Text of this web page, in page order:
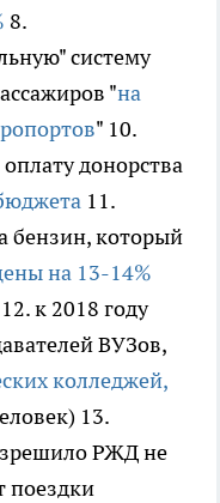
8.
систему
"на
" 10.
донорства
11.
бензин, который
на 13-14%
к 2018 году
ВУЗов,
колледжей,
13.
РЖД не
поездки